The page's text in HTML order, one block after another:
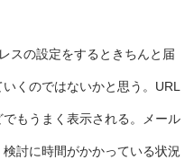
スの設定をするときちんと届
くのではないかと思う。URL
もうまく表示される。メール
討に時間がかかっている状況